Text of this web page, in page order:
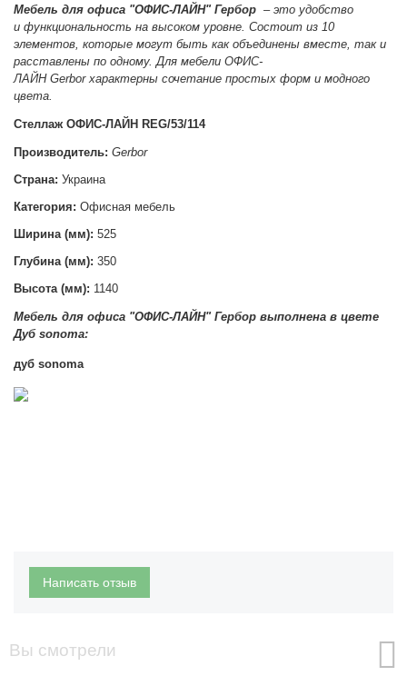
Мебель для офиса "ОФИС-ЛАЙН" Гербор – это удобство
и функциональность на высоком уровне. Состоит из 10
элементов, которые могут быть как объединены вместе, так и
расставлены по одному. Для мебели ОФИС-
ЛАЙН Gerborхарактерны сочетание простых форм и модного
цвета.
Стеллаж ОФИС-ЛАЙН REG/53/114
Производитель: Gerbor
Страна: Украина
Категория: Офисная мебель
Ширина (мм): 525
Глубина (мм): 350
Высота (мм): 1140
Мебель для офиса "ОФИС-ЛАЙН" Гербор выполнена в цвете
Дуб sonoma:
дуб sonoma
Написать отзыв
Вы смотрели